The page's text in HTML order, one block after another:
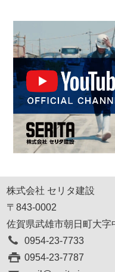
株式会社 セリタ建設
〒843-0002
佐賀県武雄市朝日町大字
0954-23-7733
0954-23-7787